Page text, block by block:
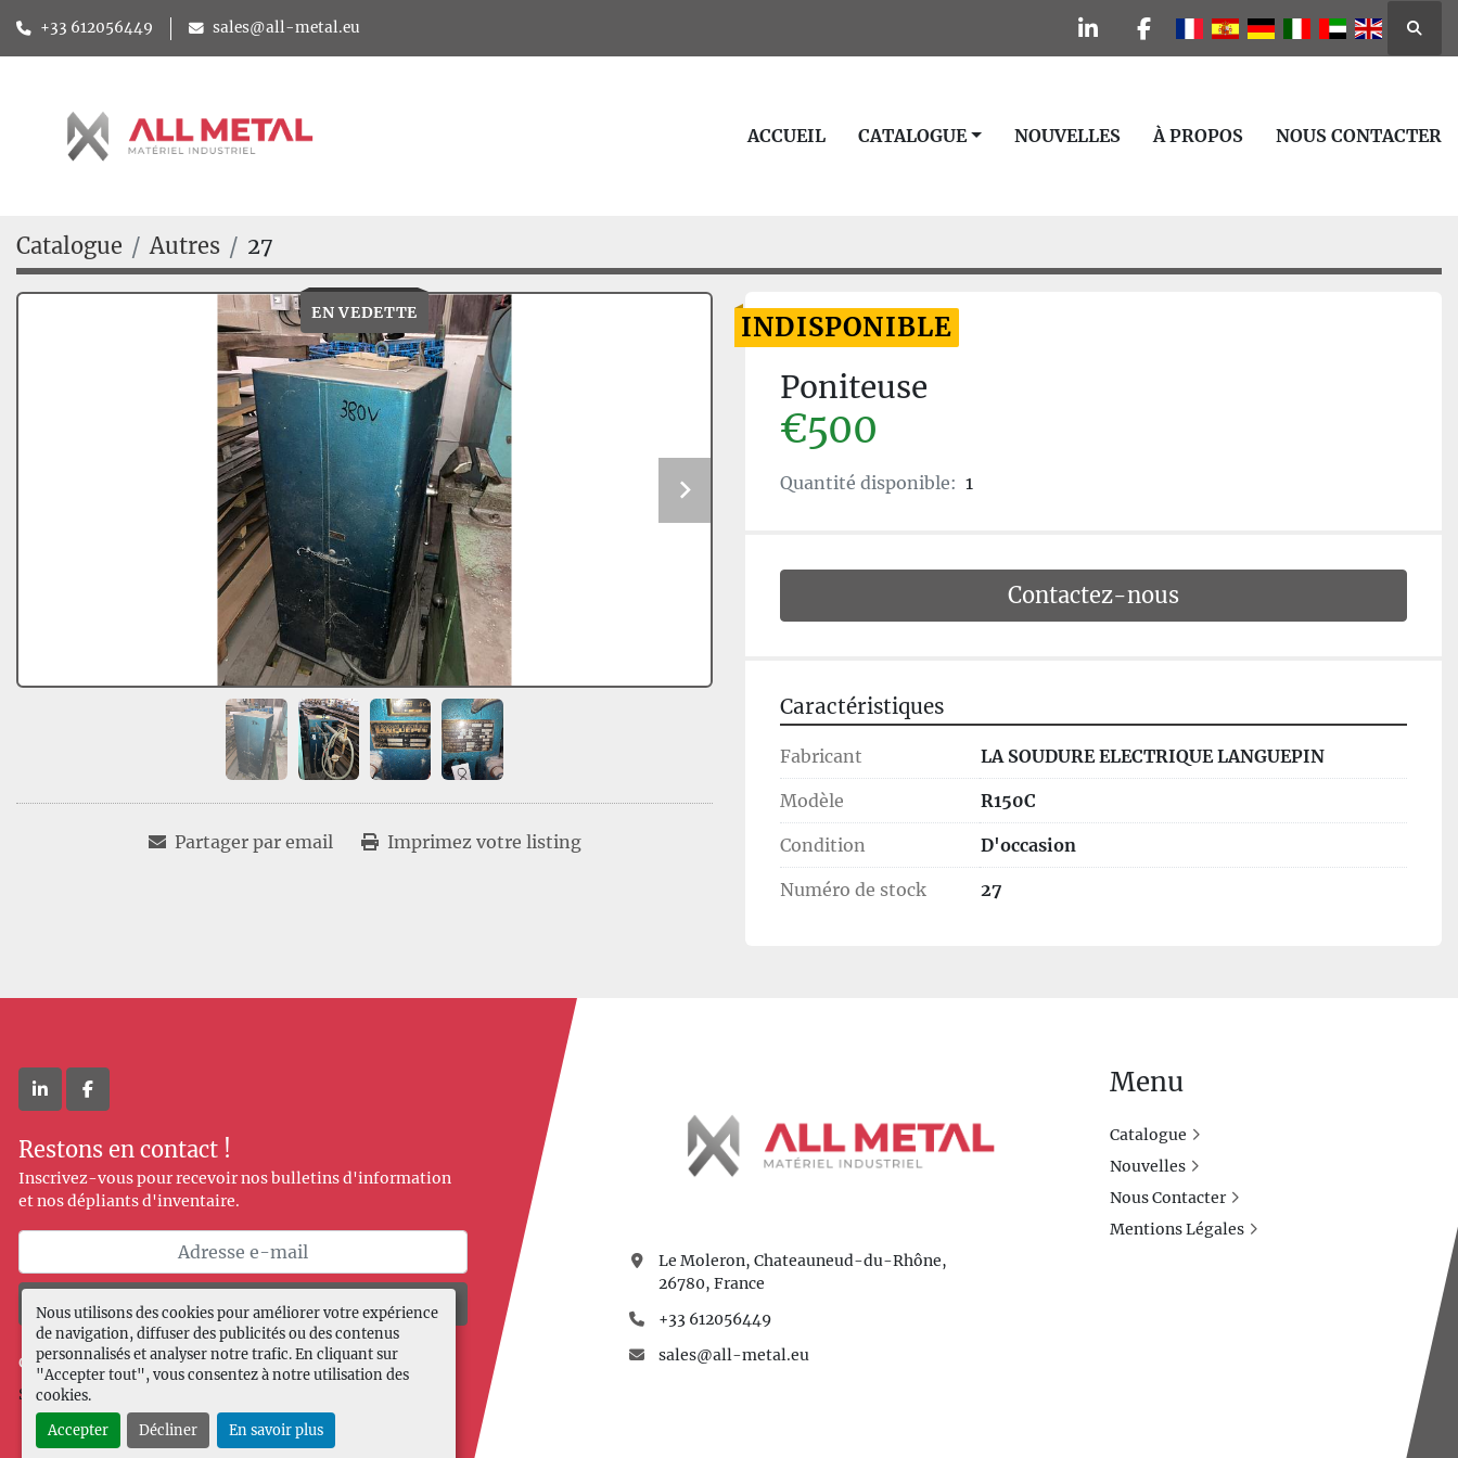
Nous utilisons des cookies pour améliorer votre expérience
de navigation, diffuser des publicités ou des contenus
personnalisés et analyser notre trafic. En cliquant sur
"Accepter tout", vous consentez à notre utilisation des
cookies.
Accepter Décliner En savoir plus
+33 612056449 sales@all-metal.eu
linkedinfacebook
ACCUEIL CATALOGUE NOUVELLES À PROPOS NOUS CONTACTER
Catalogue Autres 27
EN VEDETTE
Partager par email Imprimez votre listing
INDISPONIBLE
Poniteuse
€500
Quantité disponible: 1
Contactez-nous
Caractéristiques
Fabricant LA SOUDURE ELECTRIQUE LANGUEPIN
Modèle R150C
Condition D'occasion
Numéro de stock 27
linkedinfacebook
Restons en contact !
Inscrivez-vous pour recevoir nos bulletins d'information
et nos dépliants d'inventaire.
Souscrire
Gérez les cookies
Site webMachinio System
Le Moleron, Chateauneud-du-Rhône,
26780, France
+33 612056449
sales@all-metal.eu
Menu
Catalogue
Nouvelles
Nous Contacter
Mentions Légales